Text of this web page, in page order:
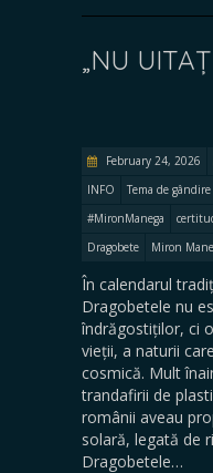
„NU
February 24, 2026
INFO
Tema de gândire
#MironManega
Dragobete
Miron
În calendarul
Dragobetele nu
îndrăgostiților, ci
vieții, a naturii
cosmică. Mult
trandafirii de
românii aveau
solară, legată de
Dragobetele…